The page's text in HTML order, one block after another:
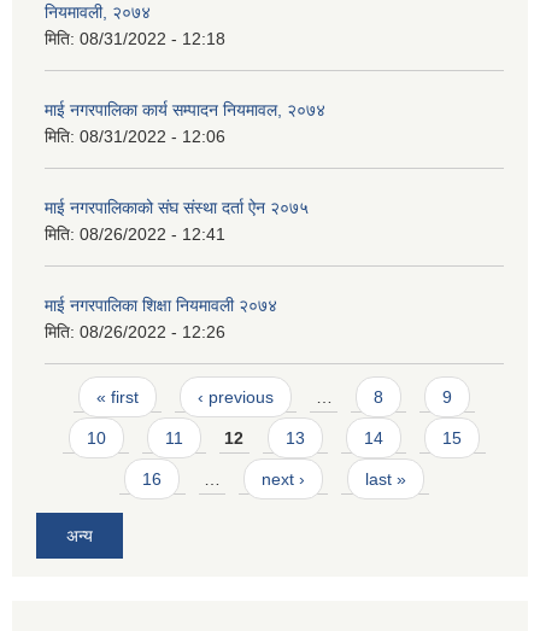
नियमावली, २०७४
मिति: 08/31/2022 - 12:18
माई नगरपालिका कार्य सम्पादन नियमावल, २०७४
मिति: 08/31/2022 - 12:06
माई नगरपालिकाको संघ संस्था दर्ता ऐन २०७५
मिति: 08/26/2022 - 12:41
माई नगरपालिका शिक्षा नियमावली २०७४
मिति: 08/26/2022 - 12:26
Pages
« first ‹ previous … 8 9
10 11 12 13 14 15
16 … next › last »
अन्य